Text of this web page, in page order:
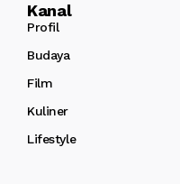
Kanal
Profil
Budaya
Film
Kuliner
Lifestyle